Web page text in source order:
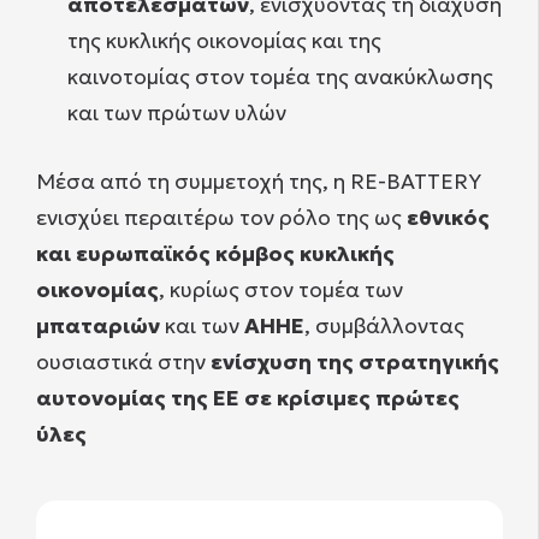
αποτελεσμάτων, ενισχύοντας τη διάχυση
της κυκλικής οικονομίας και της
καινοτομίας στον τομέα της ανακύκλωσης
και των πρώτων υλών
Μέσα από τη συμμετοχή της, η RE-BATTERY
ενισχύει περαιτέρω τον ρόλο της ως εθνικός
και ευρωπαϊκός κόμβος κυκλικής
οικονομίας, κυρίως στον τομέα των
μπαταριών και τωνΑΗΗΕ, συμβάλλοντας
ουσιαστικά στην ενίσχυση της στρατηγικής
αυτονομίας της ΕΕ σε κρίσιμες πρώτες
ύλες